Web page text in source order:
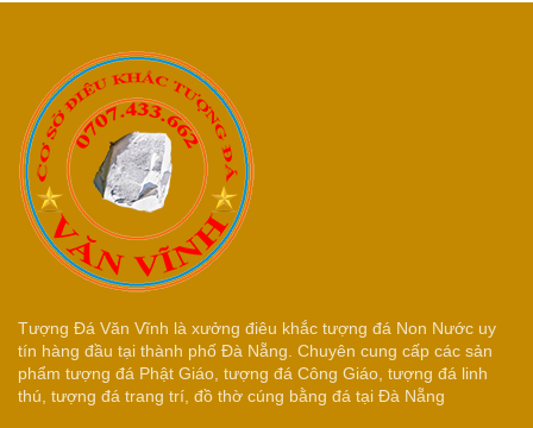
Tượng Đá Văn Vĩnh là xưởng điêu khắc tượng đá Non Nước uy
tín hàng đầu tại thành phố Đà Nẵng. Chuyên cung cấp các sản
phẩm tượng đá Phật Giáo, tượng đá Công Giáo, tượng đá linh
thú, tượng đá trang trí, đồ thờ cúng bằng đá tại Đà Nẵng